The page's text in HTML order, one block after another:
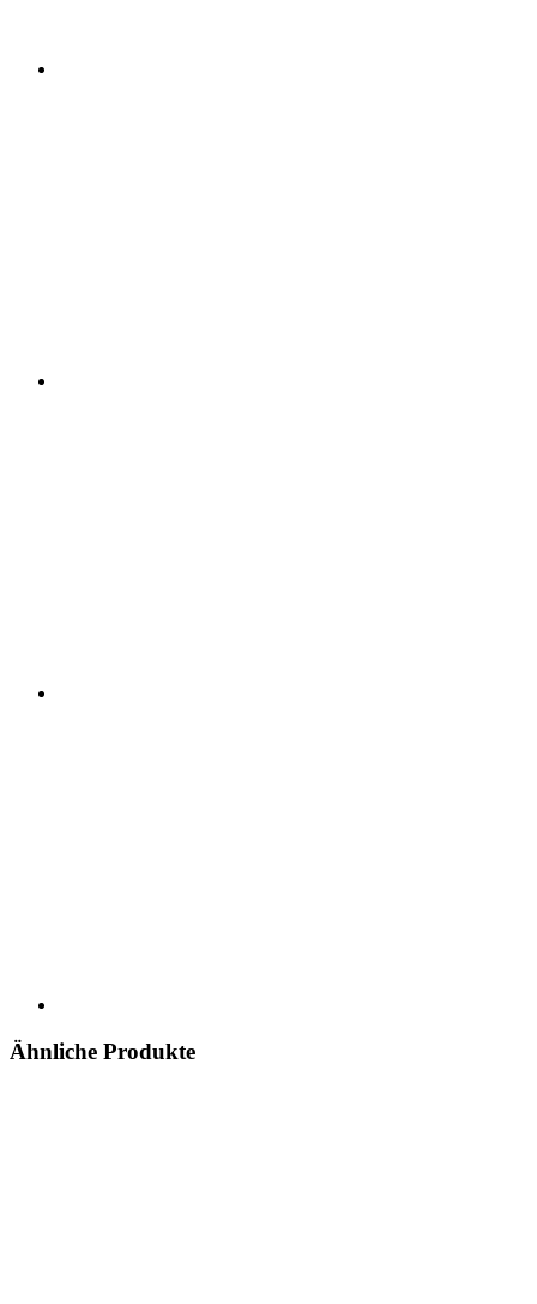
Ähnliche Produkte